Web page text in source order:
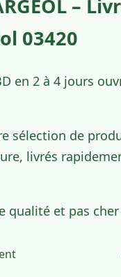
–
03420
en 2 à 4 jours
sélection de
livrés
qualité et pas cher